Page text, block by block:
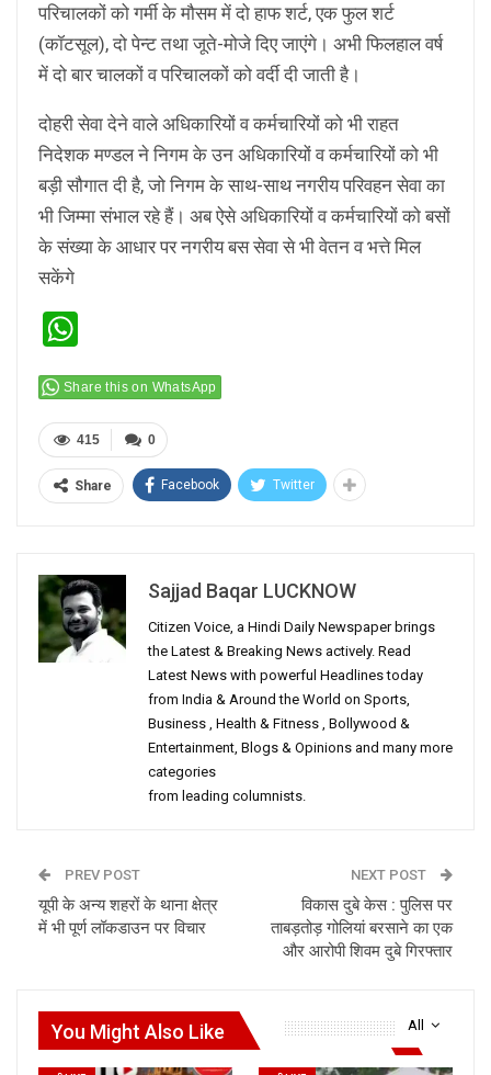
परिचालकों को गर्मी के मौसम में दो हाफ शर्ट, एक फुल शर्ट
(कॉटसूल), दो पेन्ट तथा जूते-मोजे दिए जाएंगे। अभी फिलहाल वर्ष
में दो बार चालकों व परिचालकों को वर्दी दी जाती है।
दोहरी सेवा देने वाले अधिकारियों व कर्मचारियों को भी राहत
निदेशक मण्डल ने निगम के उन अधिकारियों व कर्मचारियों को भी
बड़ी सौगात दी है, जो निगम के साथ-साथ नगरीय परिवहन सेवा का
भी जिम्मा संभाल रहे हैं। अब ऐसे अधिकारियों व कर्मचारियों को बसों
के संख्या के आधार पर नगरीय बस सेवा से भी वेतन व भत्ते मिल
सकेंगे
Share this on WhatsApp
0
415
Share Facebook Twitter
Sajjad Baqar LUCKNOW
Citizen Voice, a Hindi Daily Newspaper brings
the Latest & Breaking News actively. Read
Latest News with powerful Headlines today
from India & Around the World on Sports,
Business , Health & Fitness , Bollywood &
Entertainment, Blogs & Opinions and many more
categories
from leading columnists.
PREV POST
यूपी के अन्य शहरों के थाना क्षेत्र
में भी पूर्ण लॉकडाउन पर विचार
NEXT POST
विकास दुबे केस : पुलिस पर
ताबड़तोड़ गोलियां बरसाने का एक
और आरोपी शिवम दुबे गिरफ्तार
All
You Might Also Like